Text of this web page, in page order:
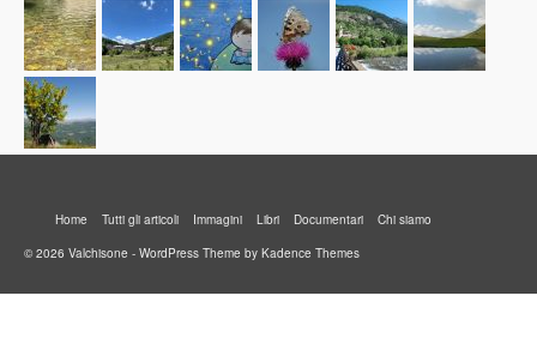
Home Tutti gli articoli Immagini Libri Documentari
Chi siamo
© 2026 Valchisone - WordPress Theme by Kadence Themes